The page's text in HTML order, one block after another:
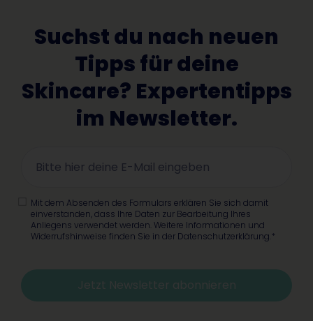
Suchst du nach neuen
Tipps für deine
Skincare? Expertentipps
im Newsletter.
Mit dem Absenden des Formulars erklären Sie sich damit
einverstanden, dass Ihre Daten zur Bearbeitung Ihres
Anliegens verwendet werden. Weitere Informationen und
Widerrufshinweise finden Sie in der Datenschutzerklärung.*
Jetzt Newsletter abonnieren